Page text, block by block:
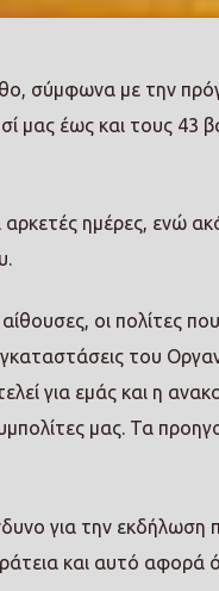
σύμφωνα με την
μας έως και τους 43
ημέρες, ενώ
οι πολίτες
του
για εμάς και η
μας. Τα
για την εκδήλωση
και αυτό αφορά